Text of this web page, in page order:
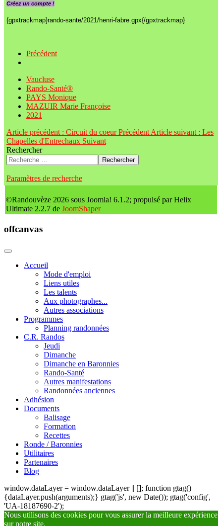
Créez un compte !
{gpxtrackmap}rando-sante/2021/henri-fabre.gpx{/gpxtrackmap}
Précédent
Vaucluse
Rando-Santé®
PAYS Monique
MAZUIR Marie Françoise
2021
Article précédent : Circuit du coeurPrécédent Article suivant : Les
Chapelles d'Entrechaux Suivant
Rechercher
Rechercher
Paramètres de recherche
©Randouvèze 2026 sous Joomla! 6.1.2; propulsé par Helix
Ultimate 2.2.7 de JoomShaper
offcanvas
Accueil
Mode d'emploi
Liens utiles
Les talents
Aux photographes...
Autres associations
Programmes
Planning randonnées
C.R. Randos
Jeudi
Dimanche
Dimanche en Baronnies
Rando-Santé
Autres manifestations
Randonnées anciennes
Adhésion
Documents
Balisage
Formation
Recettes
Ronde / Baronnies
Utilitaires
Partenaires
Blog
window.dataLayer = window.dataLayer || []; function gtag()
{dataLayer.push(arguments);} gtag('js', new Date()); gtag('config',
'UA-18187690-2');
Nous utilisons des cookies pour vous assurer la meilleure expérience
sur notre site.